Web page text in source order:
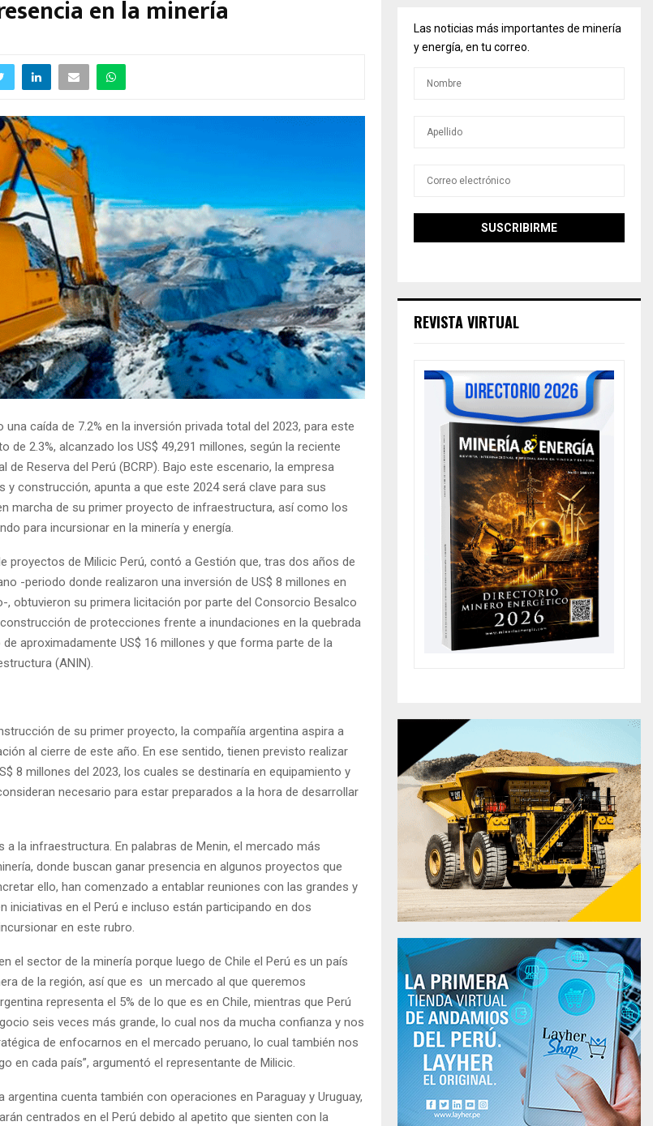
en la minería
caída de 7.2% en la inversión privada total del 2023, para este
de 2.3%, alcanzado los US$ 49,291 millones, según la reciente
de Reserva del Perú (BCRP). Bajo este escenario, la empresa
y construcción, apunta a que este 2024 será clave para sus
marcha de su primer proyecto de infraestructura, así como los
para incursionar en la minería y energía.
proyectos de Milicic Perú, contó a Gestión que, tras dos años de
-periodo donde realizaron una inversión de US$ 8 millones en
, obtuvieron su primera licitación por parte del Consorcio Besalco
de protecciones frente a inundaciones en la quebrada
aproximadamente US$ 16 millones y que forma parte de la
(ANIN).
de su primer proyecto, la compañía argentina aspira a
al cierre de este año. En ese sentido, tienen previsto realizar
8 millones del 2023, los cuales se destinaría en equipamiento y
necesario para estar preparados a la hora de desarrollar
la infraestructura. En palabras de Menin, el mercado más
donde buscan ganar presencia en algunos proyectos que
ello, han comenzado a entablar reuniones con las grandes y
iniciativas en el Perú e incluso están participando en dos
en este rubro.
el sector de la minería porque luego de Chile el Perú es un país
de la región, así que es un mercado al que queremos
representa el 5% de lo que es en Chile, mientras que Perú
seis veces más grande, lo cual nos da mucha confianza y nos
de enfocarnos en el mercado peruano, lo cual también nos
en cada país”, argumentó el representante de Milicic.
argentina cuenta también con operaciones en Paraguay y Uruguay,
centrados en el Perú debido al apetito que sienten con la
Las noticias más importantes de minería
y energía, en tu correo.
REVISTA VIRTUAL